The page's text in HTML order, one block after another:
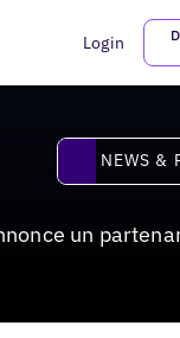
Login
NEWS &
un